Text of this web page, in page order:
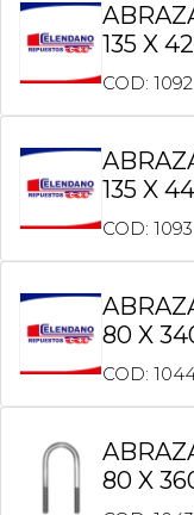
135 X
COD: 1092
135 X
COD: 1093
80 X
COD:
80 X